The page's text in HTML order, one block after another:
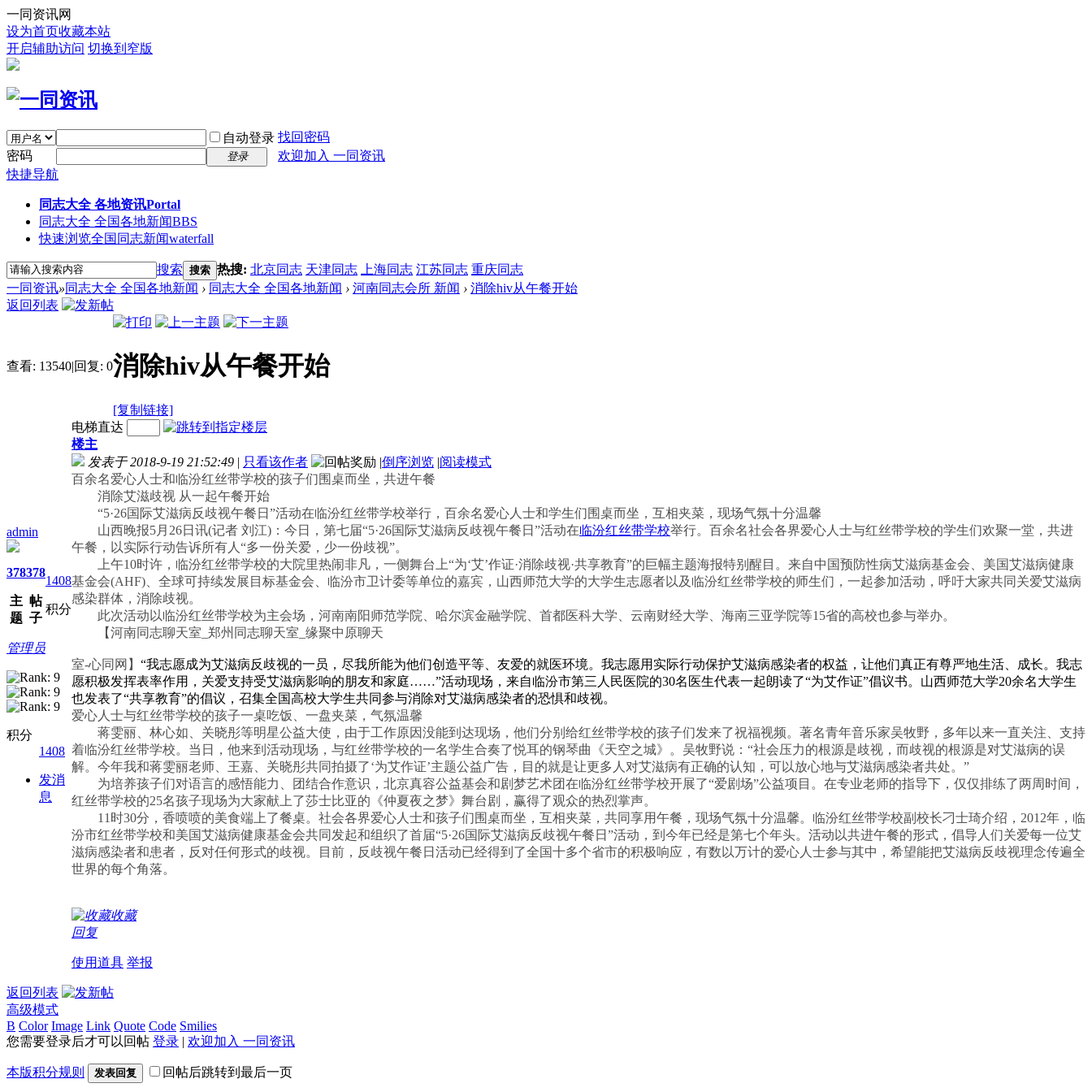
一同资讯网
设为首页收藏本站
开启辅助访问 切换到窄版
自动登录 找回密码
密码
登录
欢迎加入 一同资讯
快捷导航
同志大全 各地资讯Portal
同志大全 全国各地新闻BBS
快速浏览全国同志新闻waterfall
搜索 搜索 热搜: 北京同志 天津同志 上海同志 江苏同志 重庆同志
一同资讯»同志大全 全国各地新闻 › 同志大全 全国各地新闻 › 河南同志会所 新闻 › 消除hiv从午餐开始
返回列表
查看: 13540|回复: 0消除hiv从午餐开始
[复制链接]
admin
378
主
题
378
帖
子
1408
积分
管理员
积分
1408
发消
息
电梯直达
楼主
发表于 2018-9-19 21:52:49 | 只看该作者 |倒序浏览 |阅读模式
百余名爱心人士和临汾红丝带学校的孩子们围桌而坐，共进午餐
消除艾滋歧视 从一起午餐开始
“5·26国际艾滋病反歧视午餐日”活动在临汾红丝带学校举行，百余名爱心人士和学生们围桌而坐，互相夹菜，现场气氛十分温馨
山西晚报5月26日讯(记者 刘江)：今日，第七届“5·26国际艾滋病反歧视午餐日”活动在临汾红丝带学校举行。百余名社会各界爱心人士与红丝带学校的学生们欢聚一堂，共进
午餐，以实际行动告诉所有人“多一份关爱，少一份歧视”。
上午10时许，临汾红丝带学校的大院里热闹非凡，一侧舞台上“为‘艾’作证·消除歧视·共享教育”的巨幅主题海报特别醒目。来自中国预防性病艾滋病基金会、美国艾滋病健康
基金会(AHF)、全球可持续发展目标基金会、临汾市卫计委等单位的嘉宾，山西师范大学的大学生志愿者以及临汾红丝带学校的师生们，一起参加活动，呼吁大家共同关爱艾滋病
感染群体，消除歧视。
此次活动以临汾红丝带学校为主会场，河南南阳师范学院、哈尔滨金融学院、首都医科大学、云南财经大学、海南三亚学院等15省的高校也参与举办。
【河南同志聊天室_郑州同志聊天室_缘聚中原聊天
室-心同网】 “我志愿成为艾滋病反歧视的一员，尽我所能为他们创造平等、友爱的就医环境。我志愿用实际行动保护艾滋病感染者的权益，让他们真正有尊严地生活、成长。我志
愿积极发挥表率作用，关爱支持受艾滋病影响的朋友和家庭……”活动现场，来自临汾市第三人民医院的30名医生代表一起朗读了“为艾作证”倡议书。山西师范大学20余名大学生
也发表了“共享教育”的倡议，召集全国高校大学生共同参与消除对艾滋病感染者的恐惧和歧视。
爱心人士与红丝带学校的孩子一桌吃饭、一盘夹菜，气氛温馨
蒋雯丽、林心如、关晓彤等明星公益大使，由于工作原因没能到达现场，他们分别给红丝带学校的孩子们发来了祝福视频。著名青年音乐家吴牧野，多年以来一直关注、支持
着临汾红丝带学校。当日，他来到活动现场，与红丝带学校的一名学生合奏了悦耳的钢琴曲《天空之城》。吴牧野说：“社会压力的根源是歧视，而歧视的根源是对艾滋病的误
解。今年我和蒋雯丽老师、王嘉、关晓彤共同拍摄了‘为艾作证’主题公益广告，目的就是让更多人对艾滋病有正确的认知，可以放心地与艾滋病感染者共处。”
为培养孩子们对语言的感悟能力、团结合作意识，北京真容公益基会和剧梦艺术团在临汾红丝带学校开展了“爱剧场”公益项目。在专业老师的指导下，仅仅排练了两周时间，
红丝带学校的25名孩子现场为大家献上了莎士比亚的《仲夏夜之梦》舞台剧，赢得了观众的热烈掌声。
11时30分，香喷喷的美食端上了餐桌。社会各界爱心人士和孩子们围桌而坐，互相夹菜，共同享用午餐，现场气氛十分温馨。临汾红丝带学校副校长刁士琦介绍，2012年，临
汾市红丝带学校和美国艾滋病健康基金会共同发起和组织了首届“5·26国际艾滋病反歧视午餐日”活动，到今年已经是第七个年头。活动以共进午餐的形式，倡导人们关爱每一位艾
滋病感染者和患者，反对任何形式的歧视。目前，反歧视午餐日活动已经得到了全国十多个省市的积极响应，有数以万计的爱心人士参与其中，希望能把艾滋病反歧视理念传遍全
世界的每个角落。
收藏
回复
使用道具 举报
返回列表
高级模式
B Color Image Link Quote Code Smilies
您需要登录后才可以回帖 登录 | 欢迎加入 一同资讯
本版积分规则 发表回复 回帖后跳转到最后一页